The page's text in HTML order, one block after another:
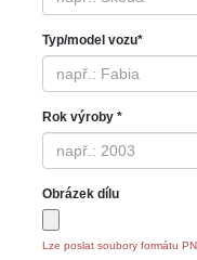
Typ/model vozu*
Rok výroby *
Obrázek dílu
Lze poslat soubory formátu